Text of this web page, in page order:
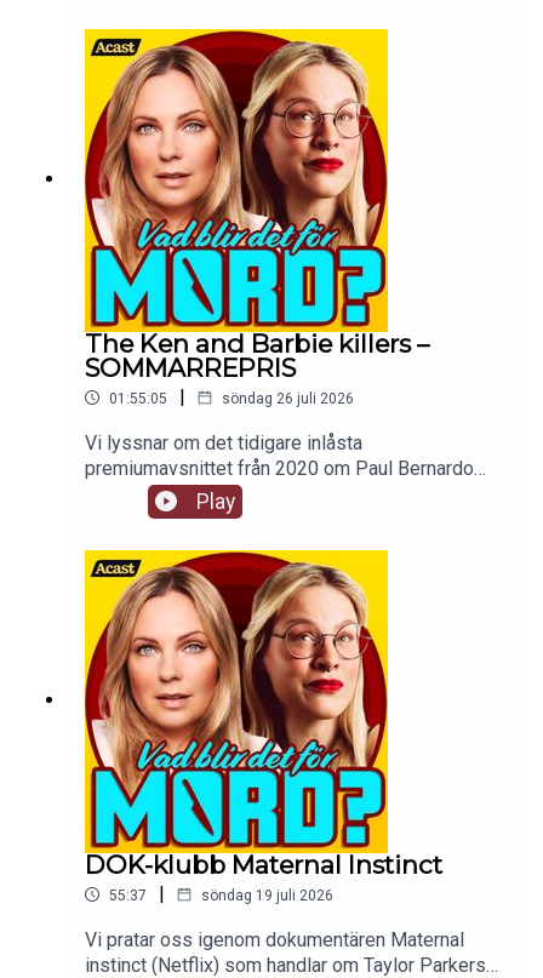
The Ken and Barbie killers –
SOMMARREPRIS
01:55:05 | söndag 26 juli 2026
Vi lyssnar om det tidigare inlåsta
premiumavsnittet från 2020 om Paul Bernardo
och Karla Homolka. Ingen går oberörd ur den här
historien, framförallt inte mackan. tw: sexuellt
våld, sexuellt våld mot minderåriga och
smörgåsar.
Play
DOK-klubb Maternal Instinct
55:37 | söndag 19 juli 2026
Vi pratar oss igenom dokumentären Maternal
instinct (Netflix) som handlar om Taylor Parkers